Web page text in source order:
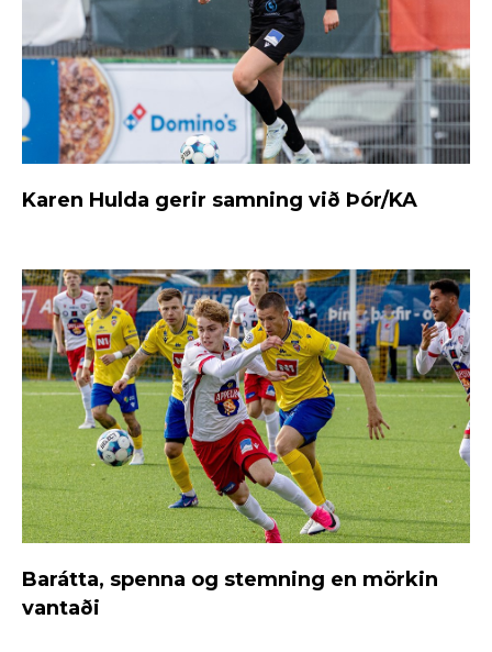
Karen Hulda gerir samning við Þór/KA
Barátta, spenna og stemning en mörkin
vantaði